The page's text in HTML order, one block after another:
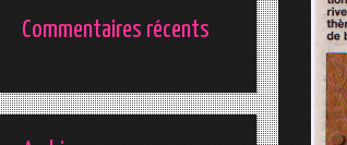
Commentaires récents